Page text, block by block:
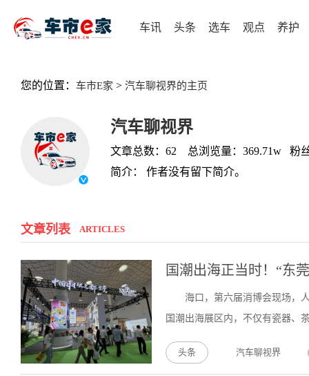
车讯 头条 选车 观点 养护
您的位置： 车市E家 > 汽车聊视界的主页
汽车聊视界
文章总数：62 总浏览量：369.71w 粉
简介： 作者没有留下简介。
文章列表 ARTICLES
国潮出海正当时！“东
海口，第六届消博会现场，
国潮出海展区内，不仅有瓷器、
头条 汽车聊视界